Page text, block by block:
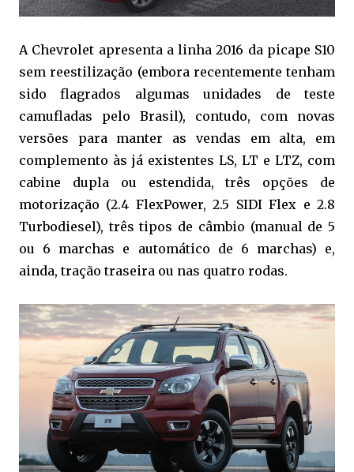
A Chevrolet apresenta a linha 2016 da picape S10
sem reestilização (embora recentemente tenham
sido flagrados algumas unidades de teste
camufladas pelo Brasil), contudo, com novas
versões para manter as vendas em alta, em
complemento às já existentes LS, LT e LTZ, com
cabine dupla ou estendida, três opções de
motorização (2.4 FlexPower, 2.5 SIDI Flex e 2.8
Turbodiesel), três tipos de câmbio (manual de 5
ou 6 marchas e automático de 6 marchas) e,
ainda, tração traseira ou nas quatro rodas.